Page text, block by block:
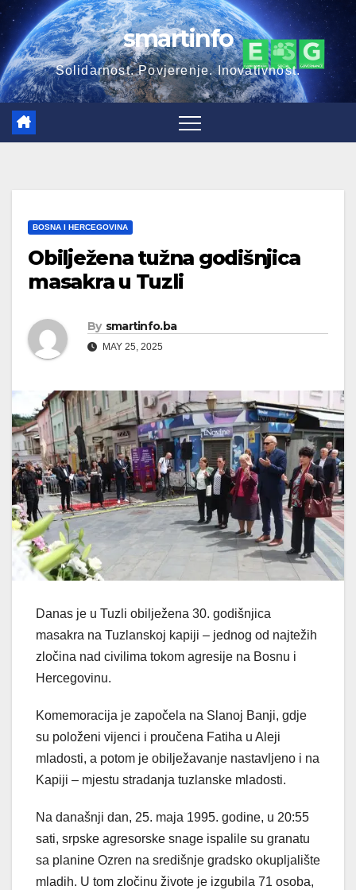
Skip
to
content
smartinfo
Solidarnost. Povjerenje. Inovativnost.
BOSNA I HERCEGOVINA
Obilježena tužna godišnjica
masakra u Tuzli
By smartinfo.ba
MAY 25, 2025
Danas je u Tuzli obilježena 30. godišnjica
masakra na Tuzlanskoj kapiji – jednog od najtežih
zločina nad civilima tokom agresije na Bosnu i
Hercegovinu.
Komemoracija je započela na Slanoj Banji, gdje
su položeni vijenci i proučena Fatiha u Aleji
mladosti, a potom je obilježavanje nastavljeno i na
Kapiji – mjestu stradanja tuzlanske mladosti.
Na današnji dan, 25. maja 1995. godine, u 20:55
sati, srpske agresorske snage ispalile su granatu
sa planine Ozren na središnje gradsko okupljalište
mladih. U tom zločinu živote je izgubila 71 osoba,